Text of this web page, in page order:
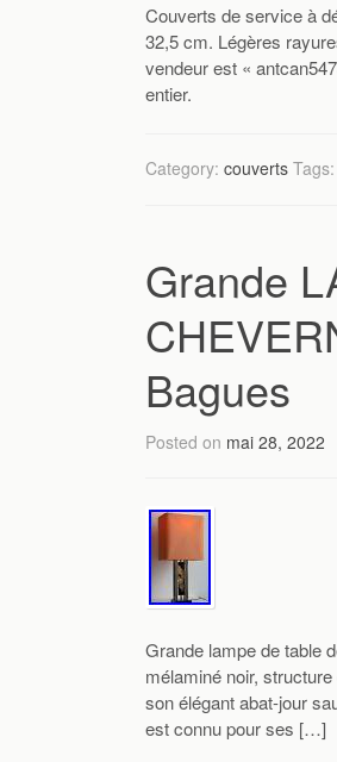
Couverts de service à
32,5 cm. Légères
vendeur est «
entier.
Category: couverts Tags:
Grande
Bagues
Posted on mai 28, 2022
Grande lampe de table
mélaminé noir,
son élégant abat-jour
est connu pour ses […]